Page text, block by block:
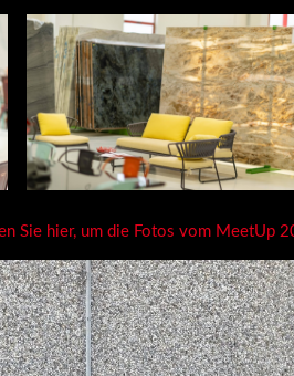
Sie hier, um die Fotos vom MeetUp